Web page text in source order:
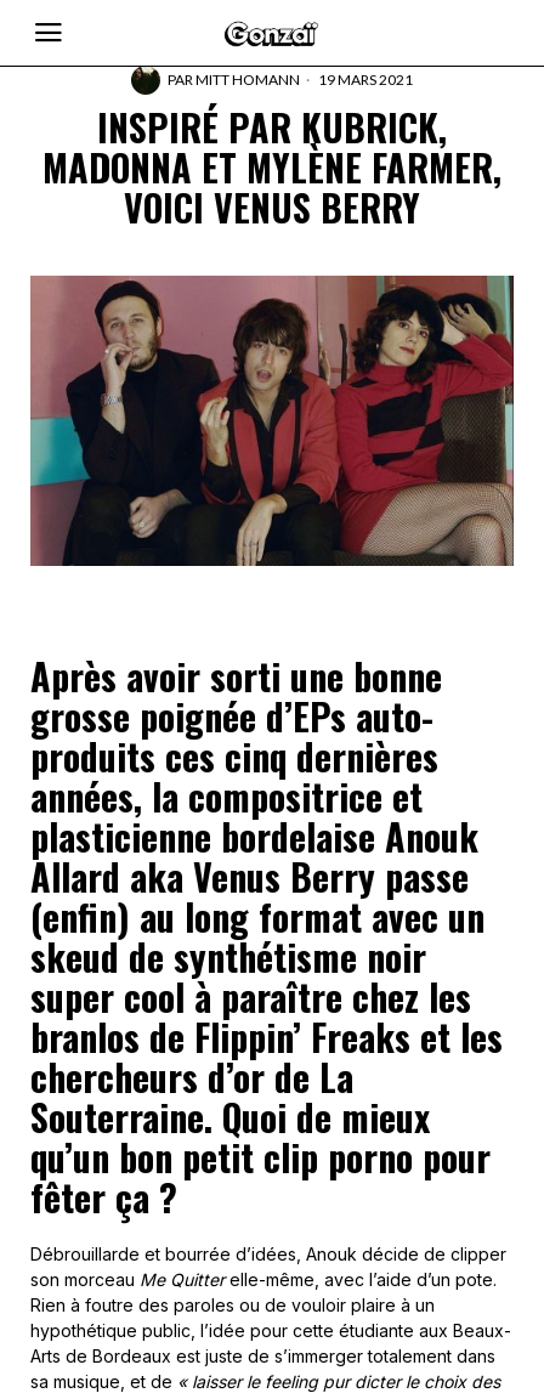
PARMITT HOMANN 19 MARS 2021
INSPIRÉ PAR KUBRICK,
MADONNA ET MYLÈNE FARMER,
VOICI VENUS BERRY
Après avoir sorti une bonne
grosse poignée d’EPs auto-
produits ces cinq dernières
années, la compositrice et
plasticienne bordelaise Anouk
Allard aka Venus Berry passe
(enfin) au long format avec un
skeud de synthétisme noir
super cool à paraître chez les
branlos de Flippin’ Freaks et les
chercheurs d’or de La
Souterraine. Quoi de mieux
qu’un bon petit clip porno pour
fêter ça ?
Débrouillarde et bourrée d’idées, Anouk décide de clipper
son morceau Me Quitterelle-même, avec l’aide d’un pote.
Rien à foutre des paroles ou de vouloir plaire à un
hypothétique public, l’idée pour cette étudiante aux Beaux-
Arts de Bordeaux est juste de s’immerger totalement dans
sa musique, et de « laisser le feeling pur dicter le choix des